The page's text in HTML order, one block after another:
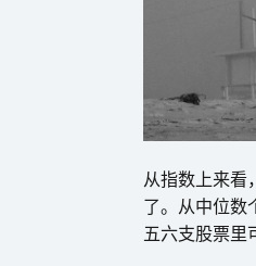
从指数上来看
了。从中位数
五六支股票里